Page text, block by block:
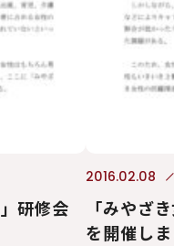
研修会
2016.02.08
「みやざ
を開催し